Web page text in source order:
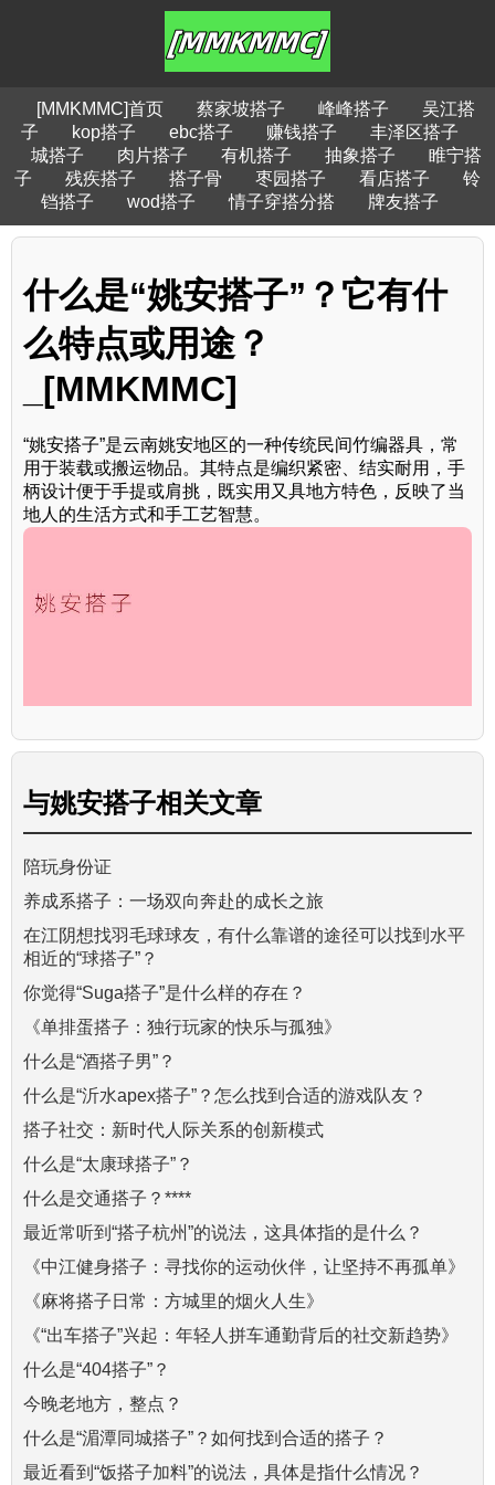
[MMKMMC]首页 蔡家坡搭子 峰峰搭子
吴江搭
子
kop搭子 ebc搭子 赚钱搭子
丰泽区搭子
城搭子
肉片搭子 有机搭子 抽象搭子
睢宁搭
子
残疾搭子 搭子骨 枣园搭子 看店搭子
铃
铛搭子
wod搭子 情子穿搭分搭 牌友搭子
什么是“姚安搭子”？它有什
么特点或用途？
_[MMKMMC]
“姚安搭子”是云南姚安地区的一种传统民间竹编器具，常
用于装载或搬运物品。其特点是编织紧密、结实耐用，手
柄设计便于手提或肩挑，既实用又具地方特色，反映了当
地人的生活方式和手工艺智慧。
与姚安搭子相关文章
陪玩身份证
养成系搭子：一场双向奔赴的成长之旅
在江阴想找羽毛球球友，有什么靠谱的途径可以找到水平
相近的“球搭子”？
你觉得“Suga搭子”是什么样的存在？
《单排蛋搭子：独行玩家的快乐与孤独》
什么是“酒搭子男”？
什么是“沂水apex搭子”？怎么找到合适的游戏队友？
搭子社交：新时代人际关系的创新模式
什么是“太康球搭子”？
什么是交通搭子？****
最近常听到“搭子杭州”的说法，这具体指的是什么？
《中江健身搭子：寻找你的运动伙伴，让坚持不再孤单》
《麻将搭子日常：方城里的烟火人生》
《“出车搭子”兴起：年轻人拼车通勤背后的社交新趋势》
什么是“404搭子”？
今晚老地方，整点？
什么是“湄潭同城搭子”？如何找到合适的搭子？
最近看到“饭搭子加料”的说法，具体是指什么情况？